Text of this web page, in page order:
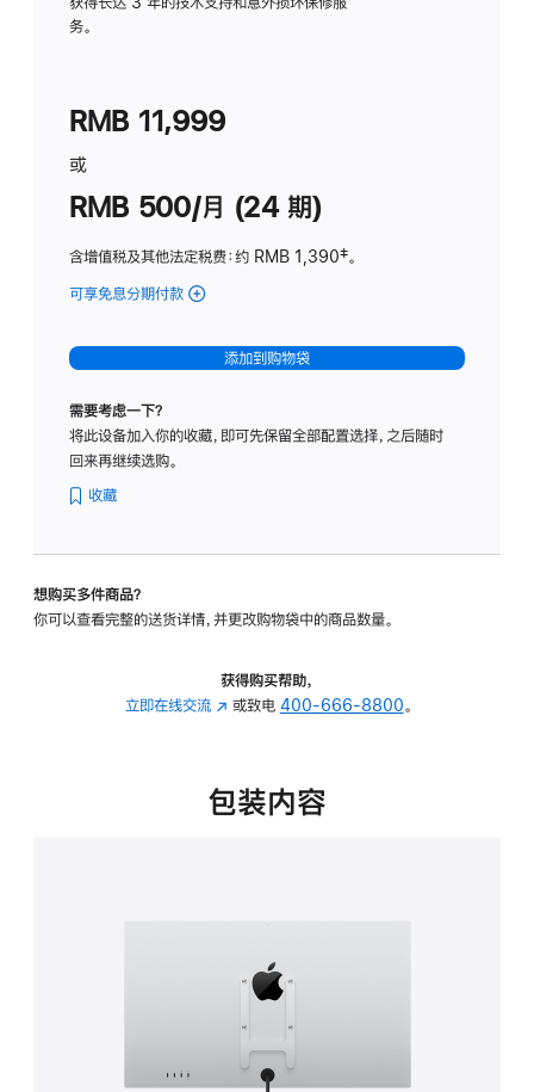
务。
RMB 11,999
或
RMB 500/月 (24 期)
含增值税及其他法定税费：约 RMB 1,390脚
‡。
可享免息分期付款 (Studio
-
标
璃
转
的
添加到购物袋
需要考虑一下？
将此设备加入你的收藏，即可先保留全部配置选择，之后随时
回来再继续选购。
收藏
想购买多件商品？
你可以查看完整的送货详情，并更改购物袋中的商品数量。
获得购买帮助，
立即在线交流 (在
中
或致电 400-666-8800。
包装内容